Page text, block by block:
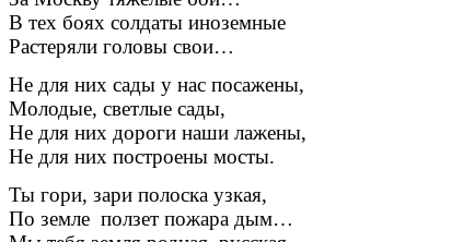
В тех боях солдаты иноземные
Растеряли головы свои…
Не для них сады у нас посажены,
Молодые, светлые сады,
Не для них дороги наши лажены,
Не для них построены мосты.
Ты гори, зари полоска узкая,
По земле ползет пожара дым…